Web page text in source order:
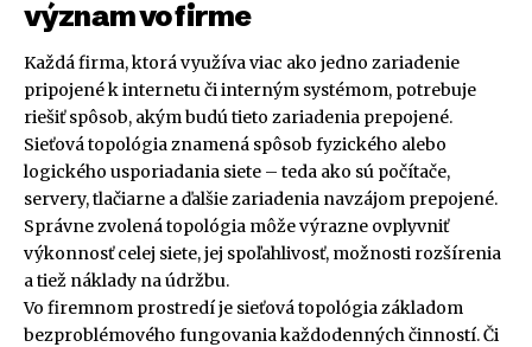
význam vo firme
Každá firma, ktorá využíva viac ako jedno zariadenie
pripojené k internetu či interným systémom, potrebuje
riešiť spôsob, akým budú tieto zariadenia prepojené.
Sieťová topológia znamená spôsob fyzického alebo
logického usporiadania siete – teda ako sú počítače,
servery, tlačiarne a ďalšie zariadenia navzájom prepojené.
Správne zvolená topológia môže výrazne ovplyvniť
výkonnosť celej siete, jej spoľahlivosť, možnosti rozšírenia
a tiež náklady na údržbu.
Vo firemnom prostredí je sieťová topológia základom
bezproblémového fungovania každodenných činností. Či